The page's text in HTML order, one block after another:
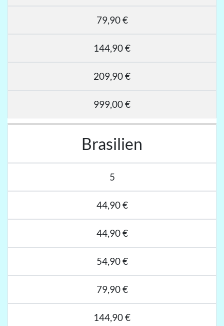
79,90 €
144,90 €
209,90 €
999,00 €
Brasilien
5
44,90 €
44,90 €
54,90 €
79,90 €
144,90 €